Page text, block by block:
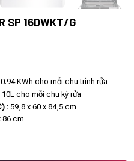
SP 16DWKT/G
₫.
KWh cho mỗi chu trình rửa
cho mỗi chu kỳ rửa
: 59,8 x 60 x 84,5 cm
86 cm